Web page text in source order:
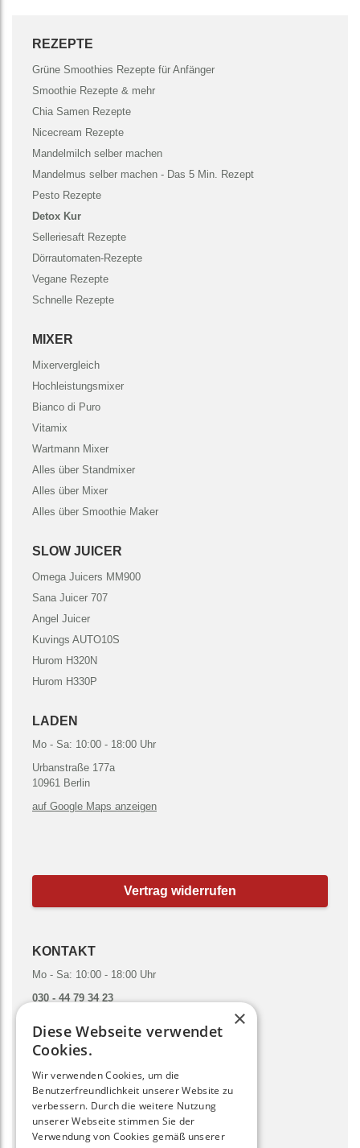
REZEPTE
Grüne Smoothies Rezepte für Anfänger
Smoothie Rezepte & mehr
Chia Samen Rezepte
Nicecream Rezepte
Mandelmilch selber machen
Mandelmus selber machen - Das 5 Min. Rezept
Pesto Rezepte
Detox Kur
Selleriesaft Rezepte
Dörrautomaten-Rezepte
Vegane Rezepte
Schnelle Rezepte
MIXER
Mixervergleich
Hochleistungsmixer
Bianco di Puro
Vitamix
Wartmann Mixer
Alles über Standmixer
Alles über Mixer
Alles über Smoothie Maker
SLOW JUICER
Omega Juicers MM900
Sana Juicer 707
Angel Juicer
Kuvings AUTO10S
Hurom H320N
Hurom H330P
LADEN
Mo - Sa: 10:00 - 18:00 Uhr
Urbanstraße 177a
10961 Berlin
auf Google Maps anzeigen
Vertrag widerrufen
KONTAKT
Mo - Sa: 10:00 - 18:00 Uhr
030 - 44 79 34 23
zum Kontaktformular
SOCIAL MEDIA
×
Diese Webseite verwendet
Cookies.
Wir verwenden Cookies, um die
Benutzerfreundlichkeit unserer Website zu
verbessern. Durch die weitere Nutzung
unserer Webseite stimmen Sie der
Verwendung von Cookies gemäß unserer